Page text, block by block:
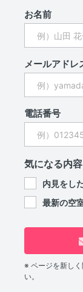
お名前
メールアドレ
電話番号
気になる内
内見をし
最新の空
※ ページを新し
い。